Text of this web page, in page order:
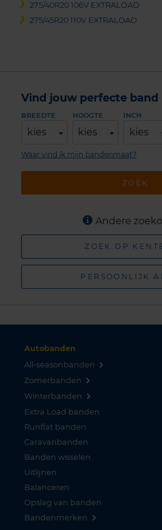
275/40R20 106V EXTRALOAD
275/45R20 110V EXTRALOAD
Vind jouw perfecte band
BREEDTE
kies
HOOGTE
kies
INCH
kies
ZOEK
Waar vind ik mijn bandenmaat?
Andere
ZOEK OP
PERSOONLIJK
Autobanden
All-seasonbanden
Zomerbanden
Winterbanden
Extra Load banden
Runflat banden
Caravanbanden
Banden wisselen
Uitlijnen
Balanceren
Opslag van banden
Bandenmerken